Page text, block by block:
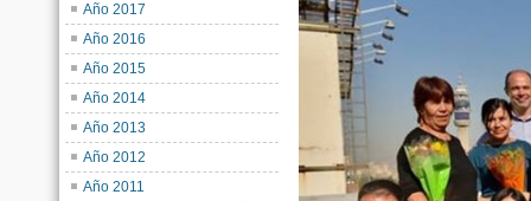
Año 2017
Año 2016
Año 2015
Año 2014
Año 2013
Año 2012
Año 2011